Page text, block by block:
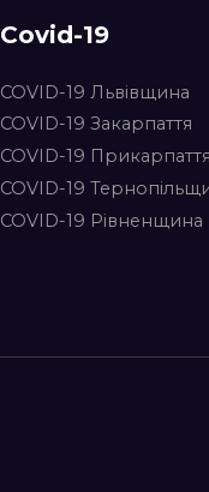
Covid-19
COVID-19 Львівщина
COVID-19 Закарпаття
COVID-19 Прикарпаття
COVID-19
COVID-19 Рівненщина